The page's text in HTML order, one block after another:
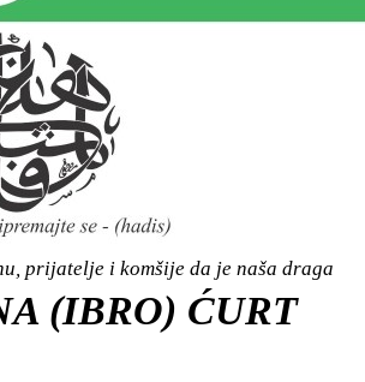
prijatelje i komšije da je naša draga
(IBRO) ĆURT